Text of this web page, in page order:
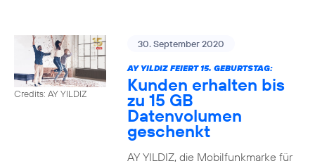
Credits: AY YILDIZ
30. September 2020
AY YILDIZ FEIERT 15. GEBURTSTAG:
Kunden erhalten bis
zu 15 GB
Datenvolumen
geschenkt
AY YILDIZ, die Mobilfunkmarke für